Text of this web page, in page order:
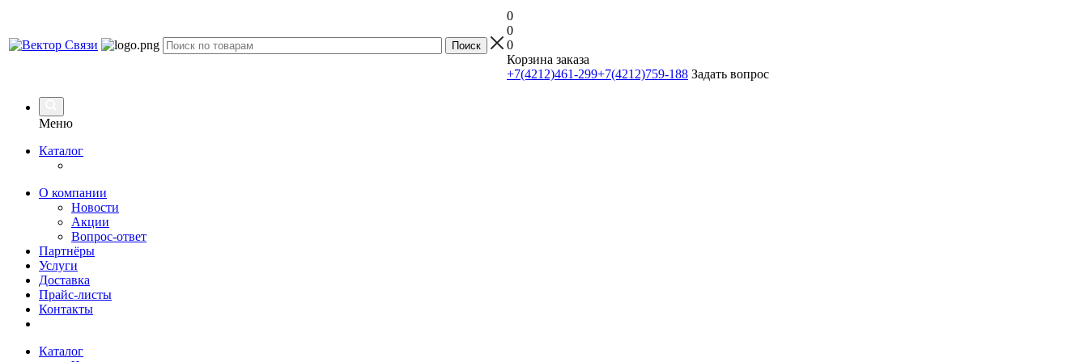
0
0
0
Корзина заказа
+7(4212)461-299+7(4212)759-188 Задать вопрос
Меню
Каталог
О компании
Новости
Акции
Вопрос-ответ
Партнёры
Услуги
Доставка
Прайс-листы
Контакты
Каталог